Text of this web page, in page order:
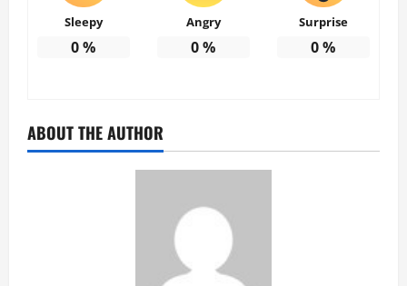
Sleepy
0%
Angry
0%
Surprise
0%
ABOUT THE AUTHOR